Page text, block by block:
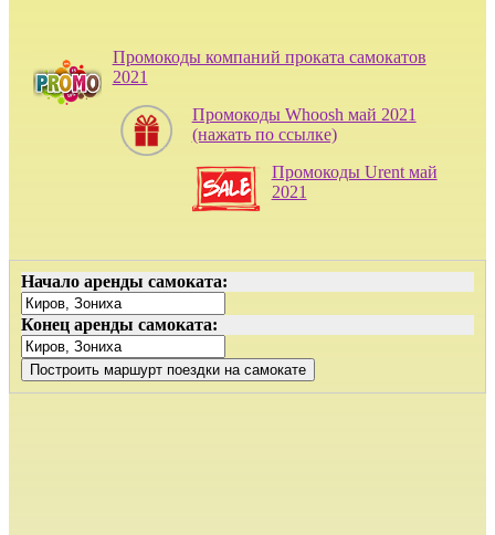
Промокоды компаний проката самокатов
2021
Промокоды Whoosh май 2021
(нажать по ссылке)
Промокоды Urent май
2021
Начало аренды самоката:
Конец аренды самоката: